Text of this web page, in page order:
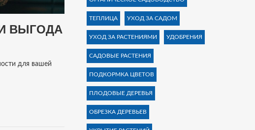
ВЫГОДА
для вашей
ТЕПЛИЦА УХОД ЗА САДОМ
УХОД ЗА РАСТЕНИЯМИ УДОБРЕНИЯ
САДОВЫЕ РАСТЕНИЯ
ПОДКОРМКА ЦВЕТОВ
ПЛОДОВЫЕ ДЕРЕВЬЯ
ОБРЕЗКА ДЕРЕВЬЕВ